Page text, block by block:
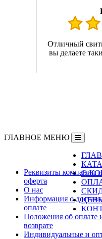
Отличный
вы делаете
ГЛАВНОЕ МЕНЮ
О
Реквизиты компании и
оферта
О нас
Информация о
оплате
Положения об оплате
возврате
Индивидуальные и